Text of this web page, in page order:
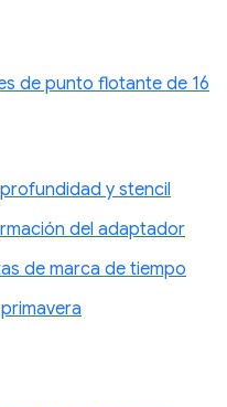
de punto flotante de 16
y stencil
del adaptador
de marca de tiempo